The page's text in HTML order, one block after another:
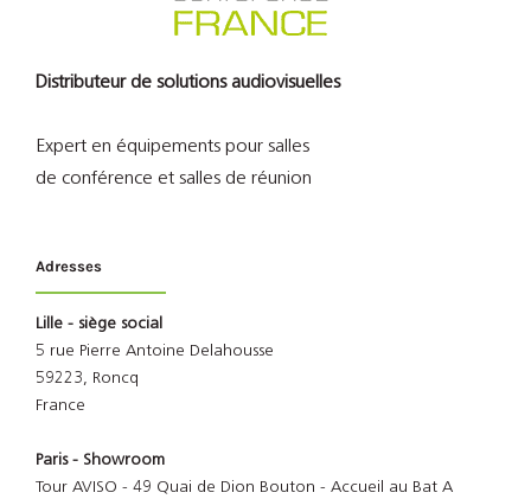
Distributeur de solutions audiovisuelles
Expert en équipements pour salles
de conférence et salles de réunion
Adresses
Lille - siège social
5 rue Pierre Antoine Delahousse
59223, Roncq
France
Paris - Showroom
Tour AVISO - 49 Quai de Dion Bouton - Accueil au Bat A